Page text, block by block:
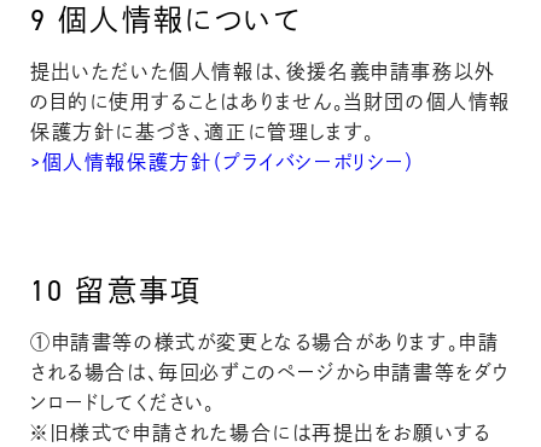
9 個人情報について
提出いただいた個人情報は、後援名義申請事務以外
の目的に使用することはありません。当財団の個人情報
保護方針に基づき、適正に管理します。
>個人情報保護方針（プライバシーポリシー）
10 留意事項
①申請書等の様式が変更となる場合があります。申請
される場合は、毎回必ずこのページから申請書等をダウ
ンロードしてください。
※旧様式で申請された場合には再提出をお願いする